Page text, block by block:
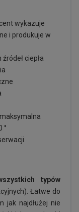
wykazuje
i produkuje w
ciepła
°
typów
Łatwe do
jak najdłużej nie